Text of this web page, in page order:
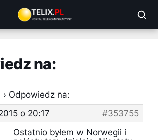
na:
› Odpowiedz na:
o 20:17
#353755
Ostatnio byłem w Norwegii i